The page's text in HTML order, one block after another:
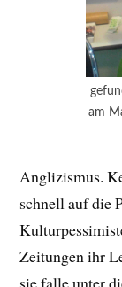
am
Anglizismus.
schnell auf die
Zeitungen ihr